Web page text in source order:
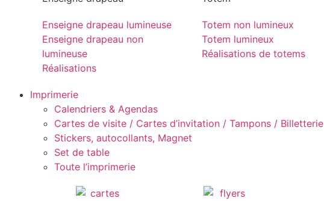
Enseigne drapeau lumineuse
Enseigne drapeau non
lumineuse
Réalisations
Totem non lumineux
Totem lumineux
Réalisations de totems
Imprimerie
Calendriers & Agendas
Cartes de visite / Cartes d’invitation / Tampons / Billetterie
Stickers, autocollants, Magnet
Set de table
Toute l’imprimerie